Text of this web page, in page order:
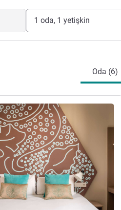
1 oda, 1 yetişkin
Oda (6)